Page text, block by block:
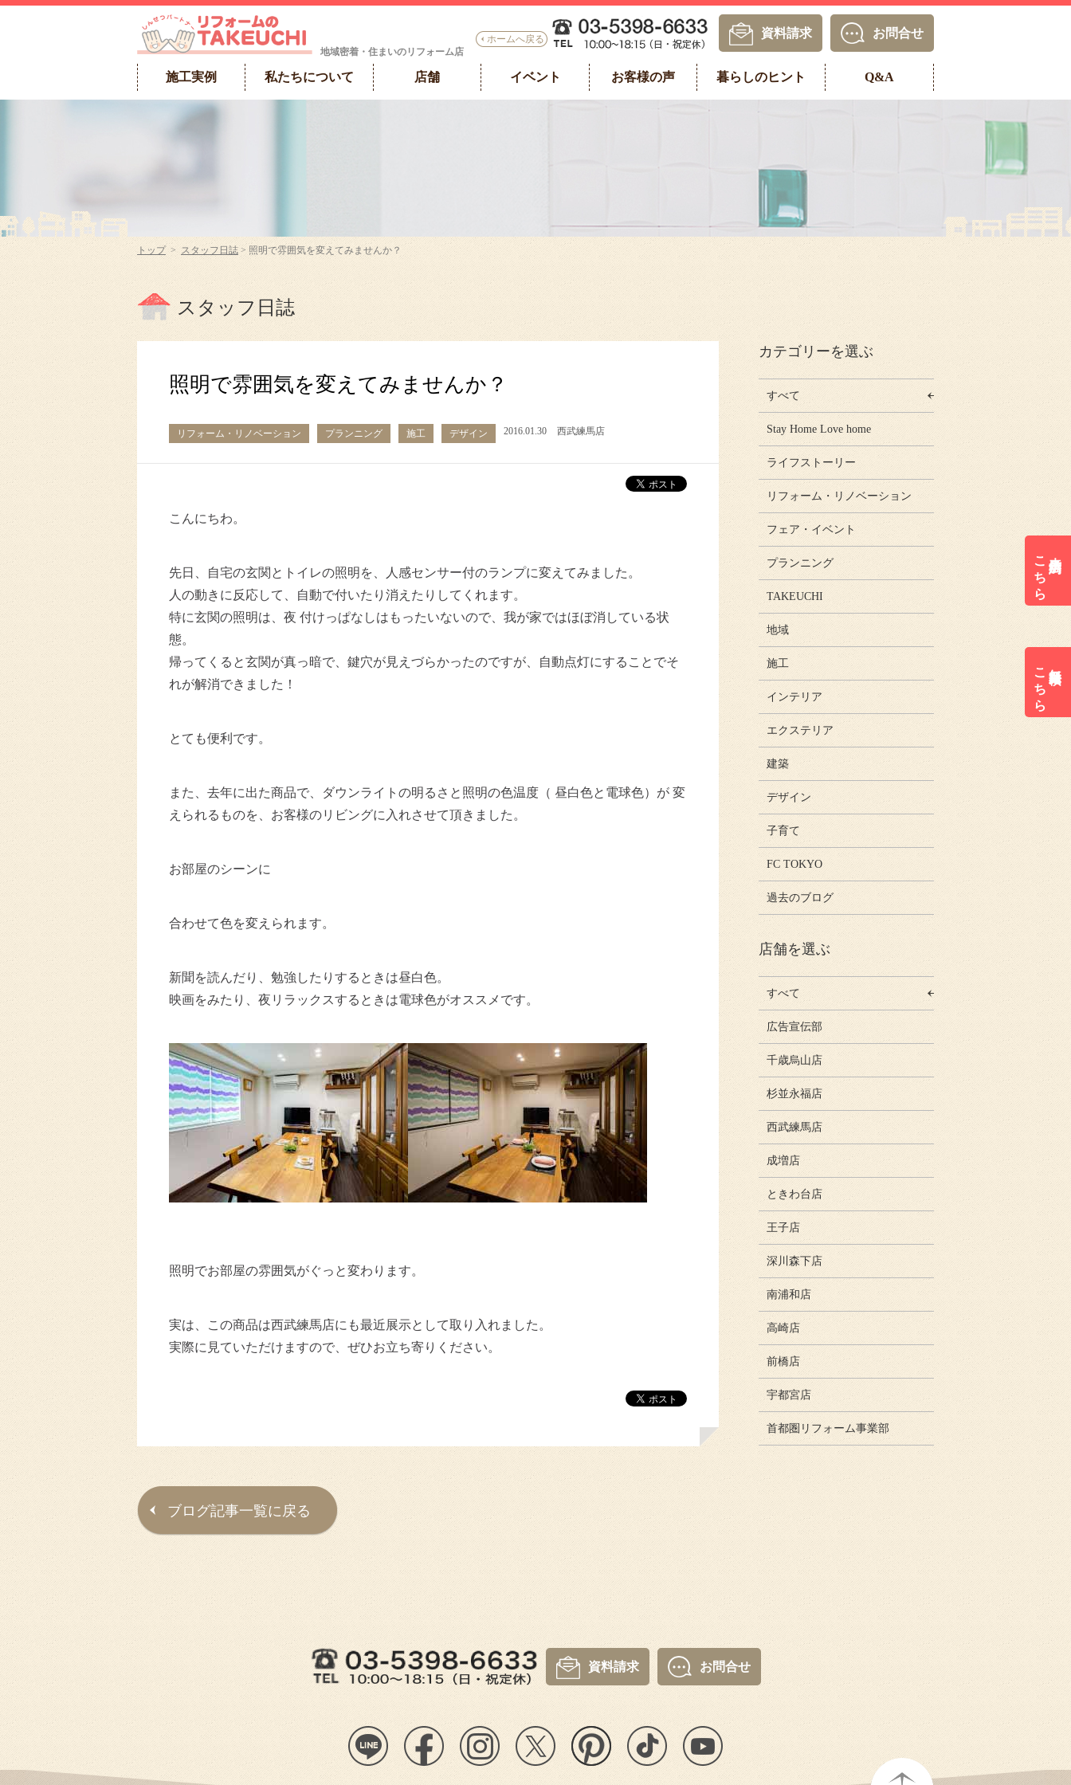
地域密着・住まいのリフォーム店
ホームへ戻る 資料請求 お問合せ
施工実例 私たちについて 店舗 イベント お客様の声 暮らしのヒント Q&A
来店予約は
こちら
無料見積は
こちら
トップ> スタッフ日誌 > 照明で雰囲気を変えてみませんか？
スタッフ日誌
照明で雰囲気を変えてみませんか？
リフォーム・リノベーション プランニング 施工 デザイン 2016.01.30 西武練馬店
こんにちわ。
先日、自宅の玄関とトイレの照明を、人感センサー付のランプに変えてみました。
人の動きに反応して、自動で付いたり消えたりしてくれます。
特に玄関の照明は、夜 付けっぱなしはもったいないので、我が家ではほぼ消している状
態。
帰ってくると玄関が真っ暗で、鍵穴が見えづらかったのですが、自動点灯にすることでそ
れが解消できました！
とても便利です。
また、去年に出た商品で、ダウンライトの明るさと照明の色温度（ 昼白色と電球色）が 変
えられるものを、お客様のリビングに入れさせて頂きました。
お部屋のシーンに
合わせて色を変えられます。
新聞を読んだり、勉強したりするときは昼白色。
映画をみたり、夜リラックスするときは電球色がオススメです。
照明でお部屋の雰囲気がぐっと変わります。
実は、この商品は西武練馬店にも最近展示として取り入れました。
実際に見ていただけますので、ぜひお立ち寄りください。
ブログ記事一覧に戻る
カテゴリーを選ぶ
すべて
Stay Home Love home
ライフストーリー
リフォーム・リノベーション
フェア・イベント
プランニング
TAKEUCHI
地域
施工
インテリア
エクステリア
建築
デザイン
子育て
FC TOKYO
過去のブログ
店舗を選ぶ
すべて
広告宣伝部
千歳烏山店
杉並永福店
西武練馬店
成増店
ときわ台店
王子店
深川森下店
南浦和店
高崎店
前橋店
宇都宮店
首都圏リフォーム事業部
資料請求 お問合せ